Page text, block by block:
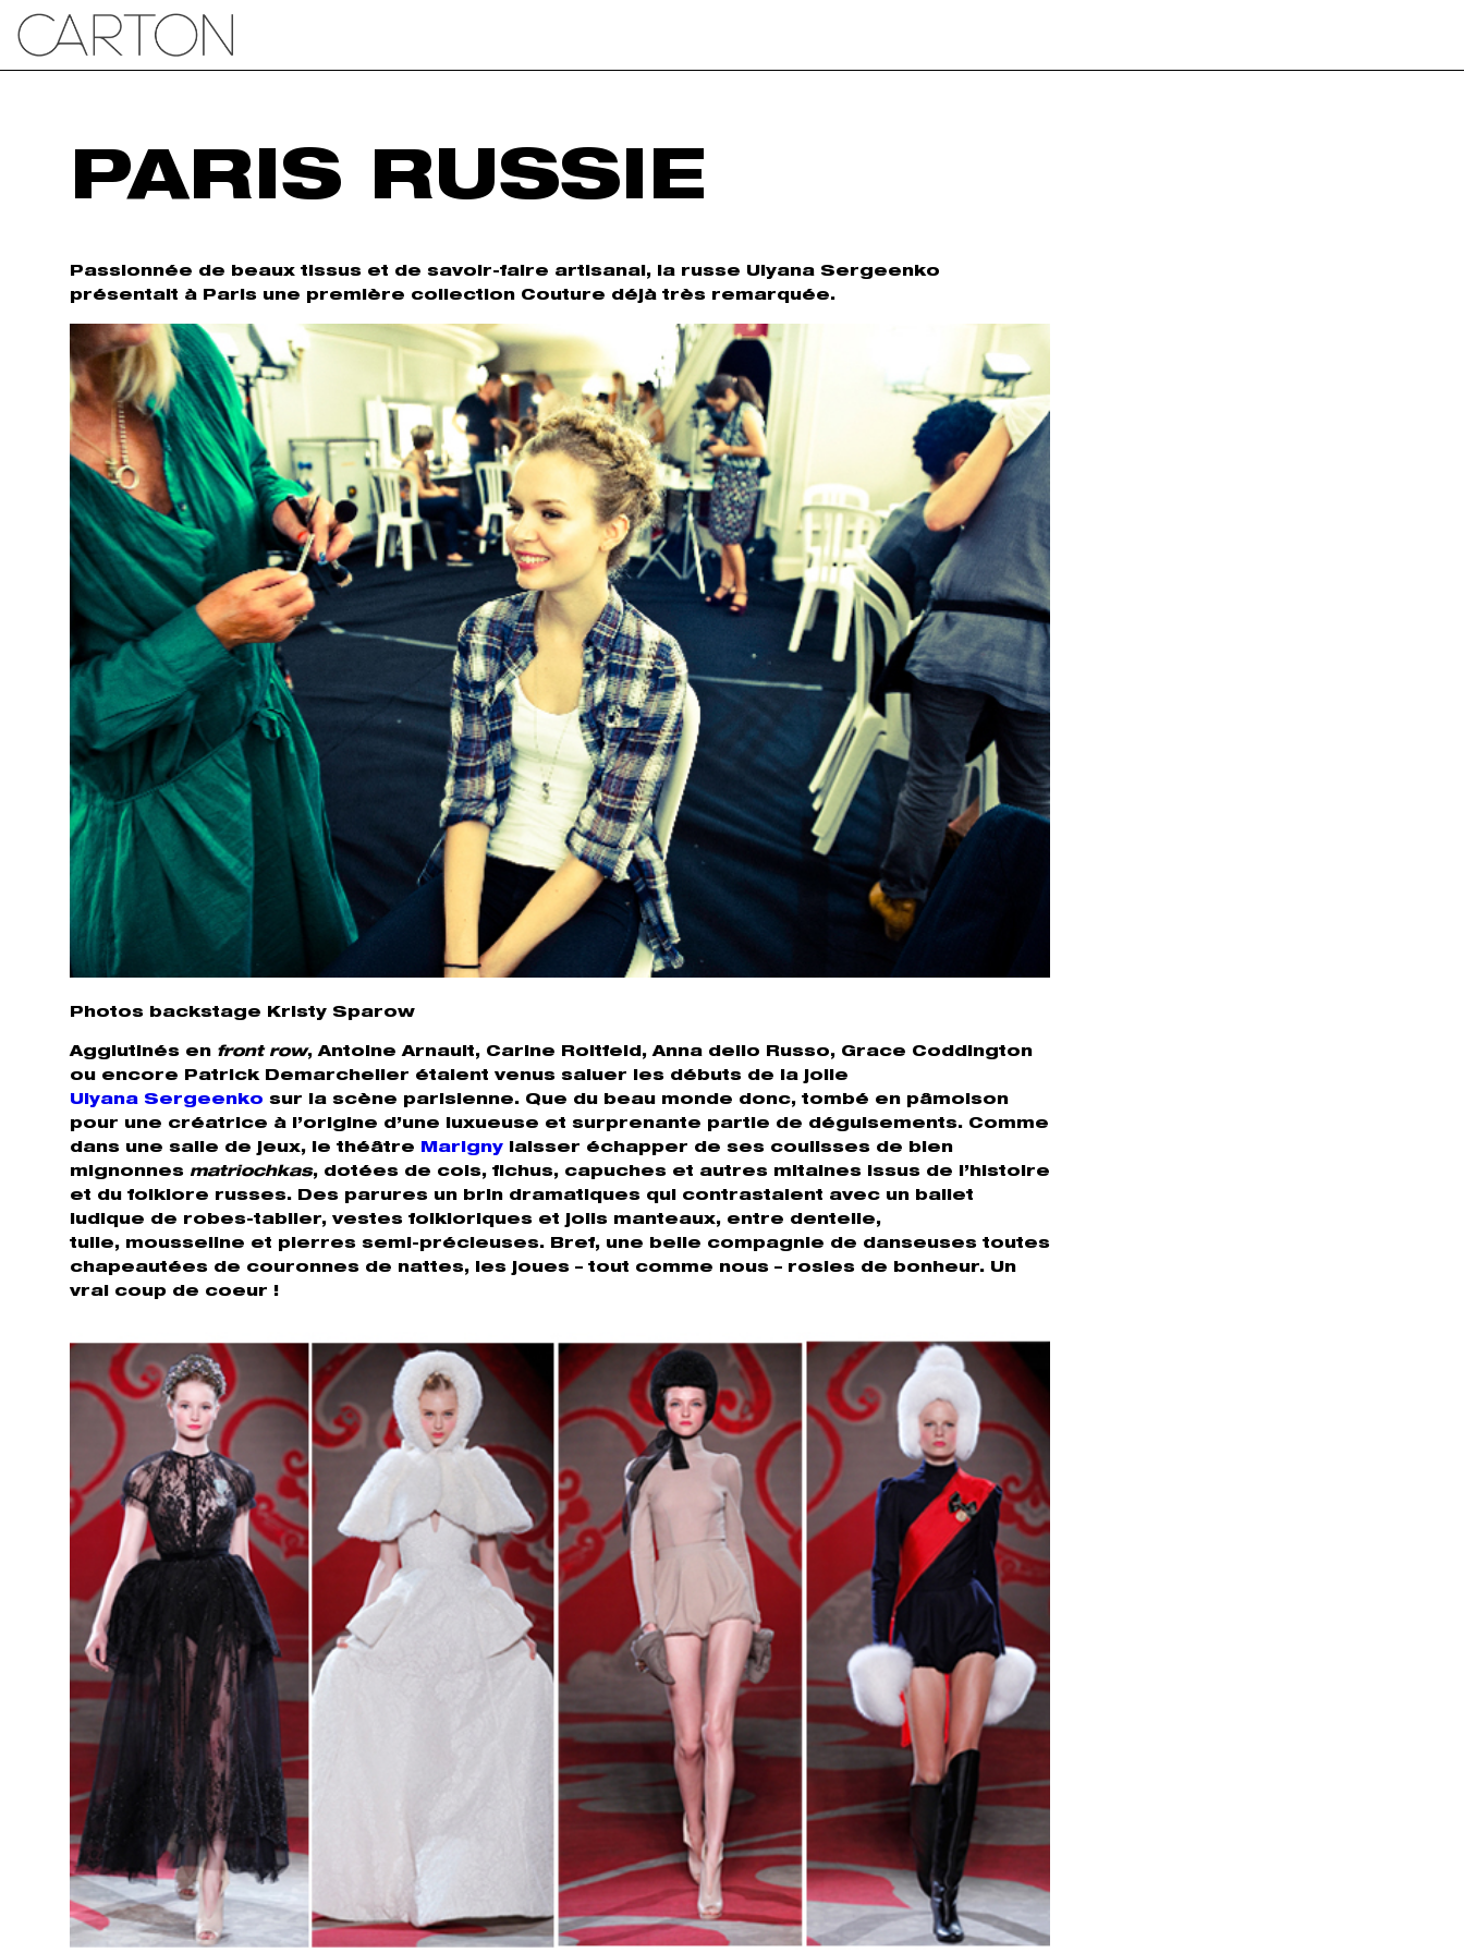
PARIS RUSSIE
Passionnée de beaux tissus et de savoir-faire artisanal, la russe Ulyana Sergeenko
présentait à Paris une première collection Couture déjà très remarquée.
Photos backstage Kristy Sparow
Agglutinés en front row, Antoine Arnault, Carine Roitfeld, Anna dello Russo, Grace Coddington
ou encore Patrick Demarchelier étaient venus saluer les débuts de la jolie
Ulyana Sergeenko sur la scène parisienne. Que du beau monde donc, tombé en pâmoison
pour une créatrice à l’origine d’une luxueuse et surprenante partie de déguisements. Comme
dans une salle de jeux, le théâtre
Marigny laisser échapper de ses coulisses de bien
mignonnes matriochkas, dotées de cols, fichus, capuches et autres mitaines issus de l’histoire
et du folklore russes. Des parures un brin dramatiques qui contrastaient avec un ballet
ludique de robes-tablier, vestes folkloriques et jolis manteaux, entre dentelle,
tulle, mousseline et pierres semi-précieuses. Bref, une belle compagnie de danseuses toutes
chapeautées de couronnes de nattes, les joues – tout comme nous – rosies de bonheur. Un
vrai coup de coeur !